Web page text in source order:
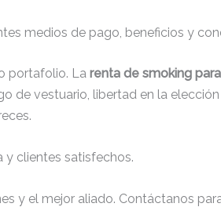
medios de pago, beneficios y
portafolio. La renta de smoking
de vestuario, libertad en la
y clientes satisfechos.
y el mejor aliado. Contáctanos